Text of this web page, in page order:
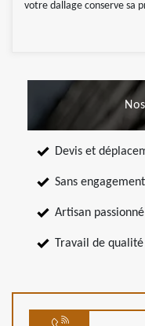
votre dallage conserve sa
Devis et
Sans engagement
Artisan passionné
Travail de qualité